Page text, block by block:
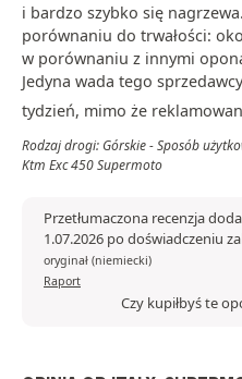
i bardzo szybko się
porównaniu do trwałości:
w porównaniu z innymi
Jedyna wada tego
tydzień, mimo że
Rodzaj drogi: Górskie - Sposób
Ktm Exc 450 Supermoto
Przetłumaczona recenzja
1.07.2026 po doświadczeniu
oryginał (niemiecki)
Raport
Czy kupiłbyś te